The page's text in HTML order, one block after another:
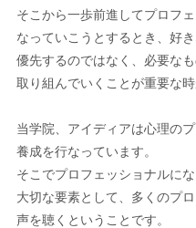
そこから一歩前進してプロフ
なっていこうとするとき、好
優先するのではなく、必要な
取り組んでいくことが重要な時
当学院、アイディアは心理の
養成を行なっています。
そこでプロフェッショナルに
大切な要素として、多くのプ
声を聴くということです。